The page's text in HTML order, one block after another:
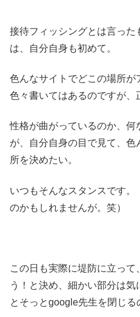
接待フィッシングとは言った
は、自分自身も初めて。
色んなサイトでどこの場所が
色々書いてはあるのですが
性格が曲がっているのか、何
が、自分自身の目で見て、
所を決めたい。
いつもそんなスタンスです
のかもしれませんが。笑）
この日も実際に堤防に立っ
う！と決め、細かい部分は気
とそっとgoogle先生を閉じる